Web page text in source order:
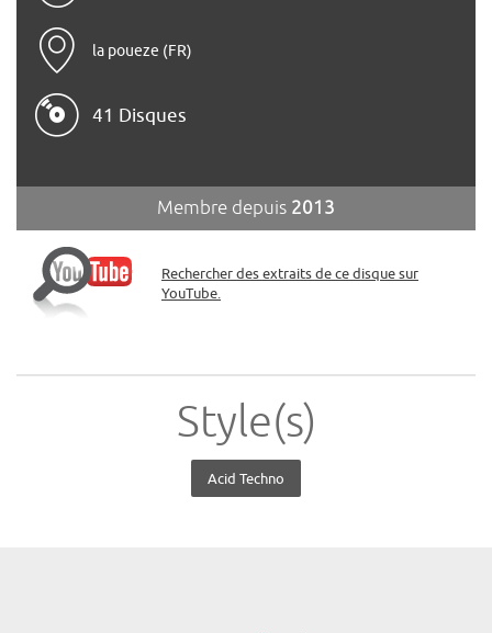
la poueze (FR)
41 Disques
Membre depuis 2013
Rechercher des extraits de ce disque sur
YouTube.
Style(s)
Acid Techno